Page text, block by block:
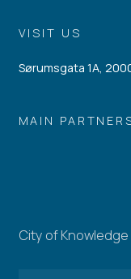
VISIT US
Sørumsgata 1A,
MAIN
City of